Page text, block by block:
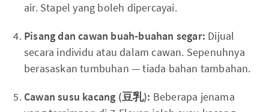
air. Stapel yang boleh dipercayai.
Pisang dan cawan buah-buahan segar: Dijual
secara individu atau dalam cawan. Sepenuhnya
berasaskan tumbuhan — tiada bahan tambahan.
Cawan susu kacang (豆乳): Beberapa jenama